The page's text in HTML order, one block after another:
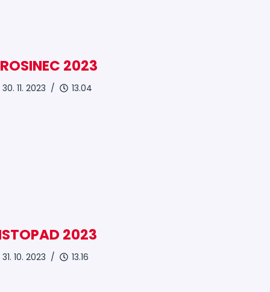
2023
30. 11. 2023 / 13.04
2023
31. 10. 2023 / 13.16